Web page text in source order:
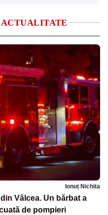
ACTUALITATE
Ionuț Nichita
Vâlcea. Un bărbat a
de pompieri